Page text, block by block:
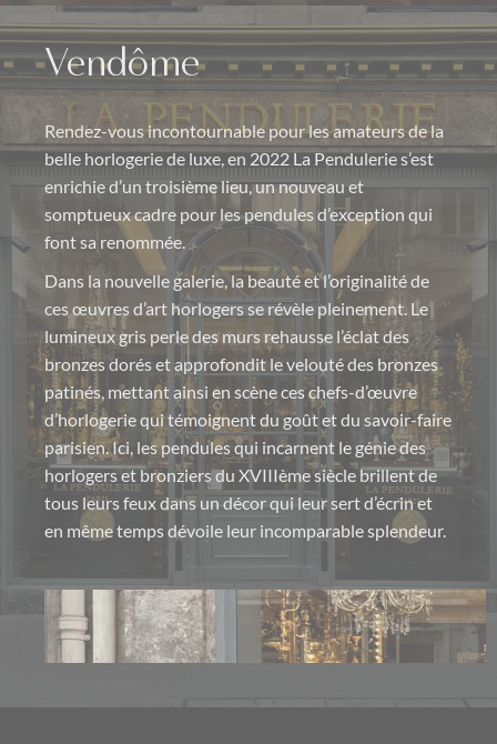
Vendôme
Rendez-vous incontournable pour les amateurs de la
belle horlogerie de luxe, en 2022 La Pendulerie s’est
enrichie d’un troisième lieu, un nouveau et
somptueux cadre pour les pendules d’exception qui
font sa renommée.
Dans la nouvelle galerie, la beauté et l’originalité de
ces œuvres d’art horlogers se révèle pleinement. Le
lumineux gris perle des murs rehausse l’éclat des
bronzes dorés et approfondit le velouté des bronzes
patinés, mettant ainsi en scène ces chefs-d’œuvre
d’horlogerie qui témoignent du goût et du savoir-faire
parisien. Ici, les pendules qui incarnent le génie des
horlogers et bronziers du XVIIIème siècle brillent de
tous leurs feux dans un décor qui leur sert d’écrin et
en même temps dévoile leur incomparable splendeur.